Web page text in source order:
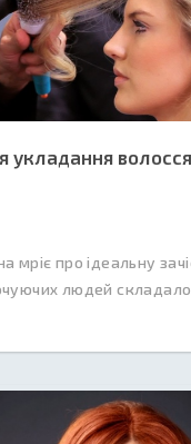
укладання волосся
мріє про ідеальну
людей